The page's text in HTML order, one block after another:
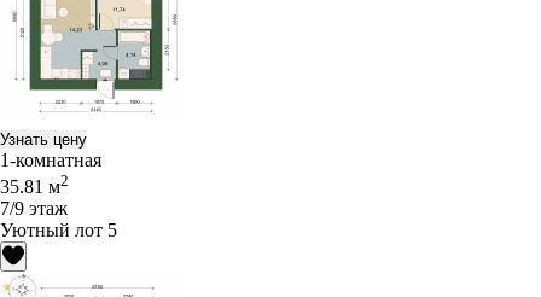
Узнать цену
1-комнатная
35.81 м2
7/9 этаж
Уютный лот 5